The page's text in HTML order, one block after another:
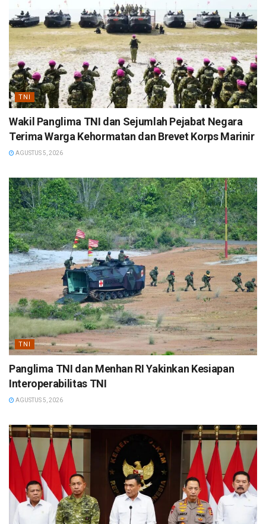
TNI
Wakil Panglima TNI dan Sejumlah Pejabat Negara
Terima Warga Kehormatan dan Brevet Korps Marinir
AGUSTUS 5, 2026
TNI
Panglima TNI dan Menhan RI Yakinkan Kesiapan
Interoperabilitas TNI
AGUSTUS 5, 2026